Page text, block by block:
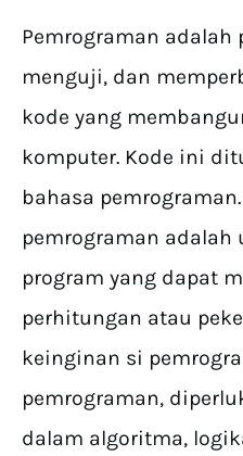
Pemrograman adalah
menguji, dan
kode yang
komputer. Kode ini
bahasa
pemrograman
program yang dapat
perhitungan atau
keinginan si
pemrograman,
dalam algoritma,